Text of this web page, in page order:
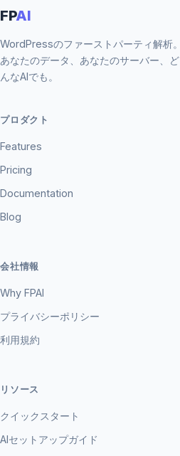
FPAI
WordPressのファーストパーティ解析。
あなたのデータ、あなたのサーバー、ど
んなAIでも。
プロダクト
Features
Pricing
Documentation
Blog
会社情報
Why FPAI
プライバシーポリシー
利用規約
リソース
クイックスタート
AIセットアップガイド